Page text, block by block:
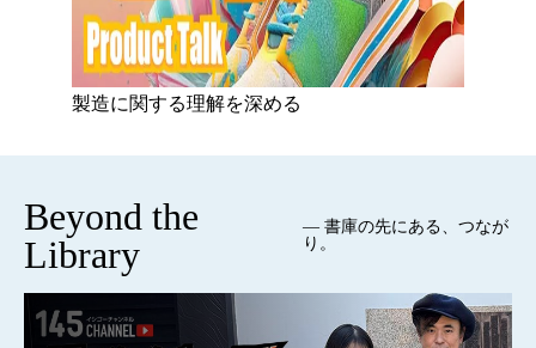
製造に関する理解を深める
Beyond the
Library
— 書庫の先にある、つなが
り。